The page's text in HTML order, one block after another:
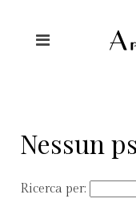
Nessun
Ricerca per: